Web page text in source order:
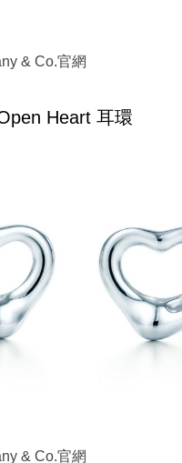
& Co.官網
Heart 耳環
& Co.官網